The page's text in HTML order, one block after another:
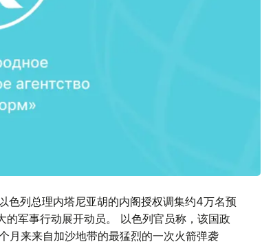
色列总理内塔尼亚胡的内阁授权调集约4万名预
军事行动展开动员。 以色列官员称，该国政
来来自加沙地带的最猛烈的一次火箭弹袭